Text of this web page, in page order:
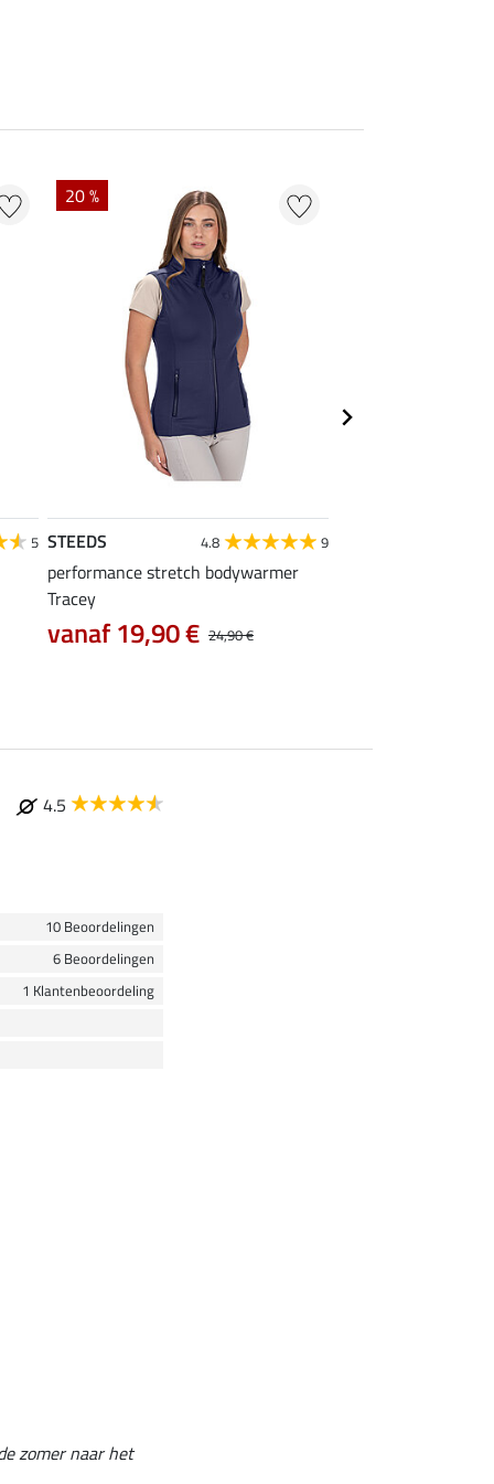
5
20 %
STEEDS 4.8 9
performance stretch bodywarmer
Tracey
24,90 €
vanaf 19,90 €
4.5
10 Beoordelingen
6 Beoordelingen
1 Klantenbeoordeling
zomer naar het